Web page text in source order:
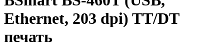
Ethernet, 203 dpi) TT/DT
печать